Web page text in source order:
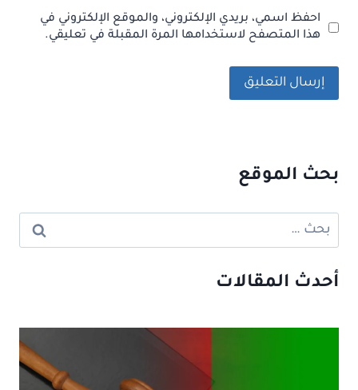
احفظ اسمي، بريدي الإلكتروني، والموقع الإلكتروني في
هذا المتصفح لاستخدامها المرة المقبلة في تعليقي.
بحث الموقع
البحث
عن:
أحدث المقالات